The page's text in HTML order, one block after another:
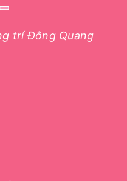
trí Đông Quang